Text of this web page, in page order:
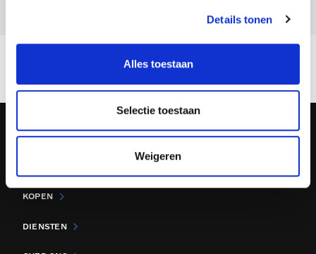
Details tonen
Alles toestaan
Selectie toestaan
Weigeren
Volg ons op
KOPEN
DIENSTEN